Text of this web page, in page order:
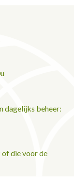
dagelijks beheer:
of die voor de